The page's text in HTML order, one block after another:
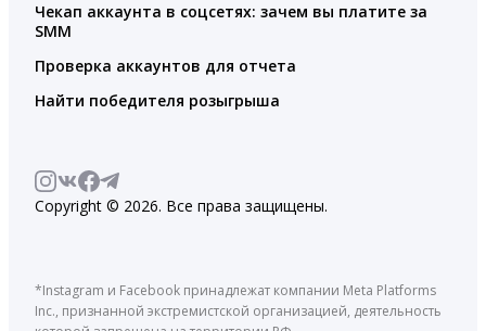
Чекап аккаунта в соцсетях: зачем вы платите за
SMM
Проверка аккаунтов для отчета
Найти победителя розыгрыша
Copyright © 2026. Все права защищены.
*Instagram и Facebook принадлежат компании Meta Platforms
Inc., признанной экстремистской организацией, деятельность